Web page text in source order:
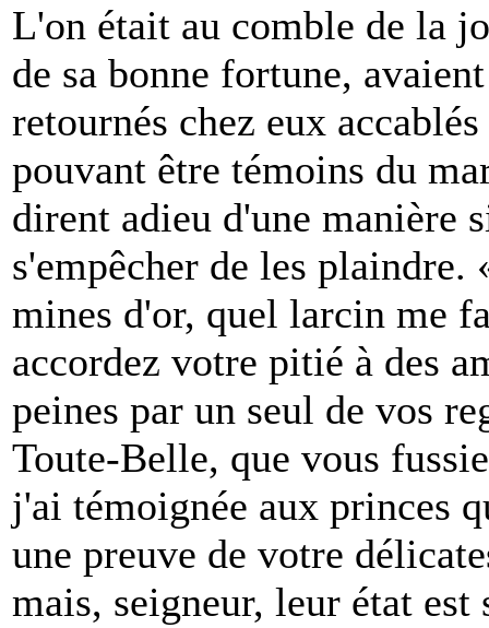
L'on était au comble de la
de sa bonne fortune,
retournés chez eux
pouvant être témoins du
dirent adieu d'une manière
s'empêcher de les
mines d'or, quel larcin me
accordez votre pitié à des
peines par un seul de vos
Toute-Belle, que vous
j'ai témoignée aux princes
une preuve de votre
mais, seigneur, leur état